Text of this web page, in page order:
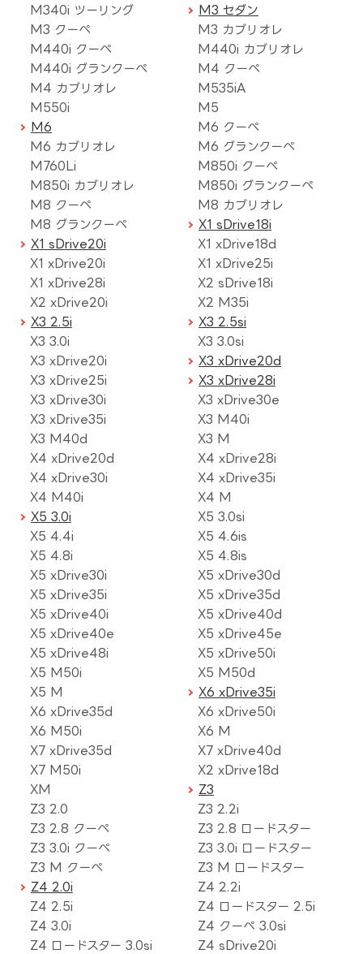
M340i ツーリング
M3 セダン
M3 クーペ
M3 カブリオレ
M440i クーペ
M440i カブリオレ
M440i グランクーペ
M4 クーペ
M4 カブリオレ
M535iA
M550i
M5
M6
M6 クーペ
M6 カブリオレ
M6 グランクーペ
M760Li
M850i クーペ
M850i カブリオレ
M850i グランクーペ
M8 クーペ
M8 カブリオレ
M8 グランクーペ
X1 sDrive18i
X1 sDrive20i
X1 xDrive18d
X1 xDrive20i
X1 xDrive25i
X1 xDrive28i
X2 sDrive18i
X2 xDrive20i
X2 M35i
X3 2.5i
X3 2.5si
X3 3.0i
X3 3.0si
X3 xDrive20i
X3 xDrive20d
X3 xDrive25i
X3 xDrive28i
X3 xDrive30i
X3 xDrive30e
X3 xDrive35i
X3 M40i
X3 M40d
X3 M
X4 xDrive20d
X4 xDrive28i
X4 xDrive30i
X4 xDrive35i
X4 M40i
X4 M
X5 3.0i
X5 3.0si
X5 4.4i
X5 4.6is
X5 4.8i
X5 4.8is
X5 xDrive30i
X5 xDrive30d
X5 xDrive35i
X5 xDrive35d
X5 xDrive40i
X5 xDrive40d
X5 xDrive40e
X5 xDrive45e
X5 xDrive48i
X5 xDrive50i
X5 M50i
X5 M50d
X5 M
X6 xDrive35i
X6 xDrive35d
X6 xDrive50i
X6 M50i
X6 M
X7 xDrive35d
X7 xDrive40d
X7 M50i
X2 xDrive18d
XM
Z3
Z3 2.0
Z3 2.2i
Z3 2.8 クーペ
Z3 2.8 ロードスター
Z3 3.0i クーペ
Z3 3.0i ロードスター
Z3 M クーペ
Z3 M ロードスター
Z4 2.0i
Z4 2.2i
Z4 2.5i
Z4 ロードスター 2.5i
Z4 3.0i
Z4 クーペ 3.0si
Z4 ロードスター 3.0si
Z4 sDrive20i